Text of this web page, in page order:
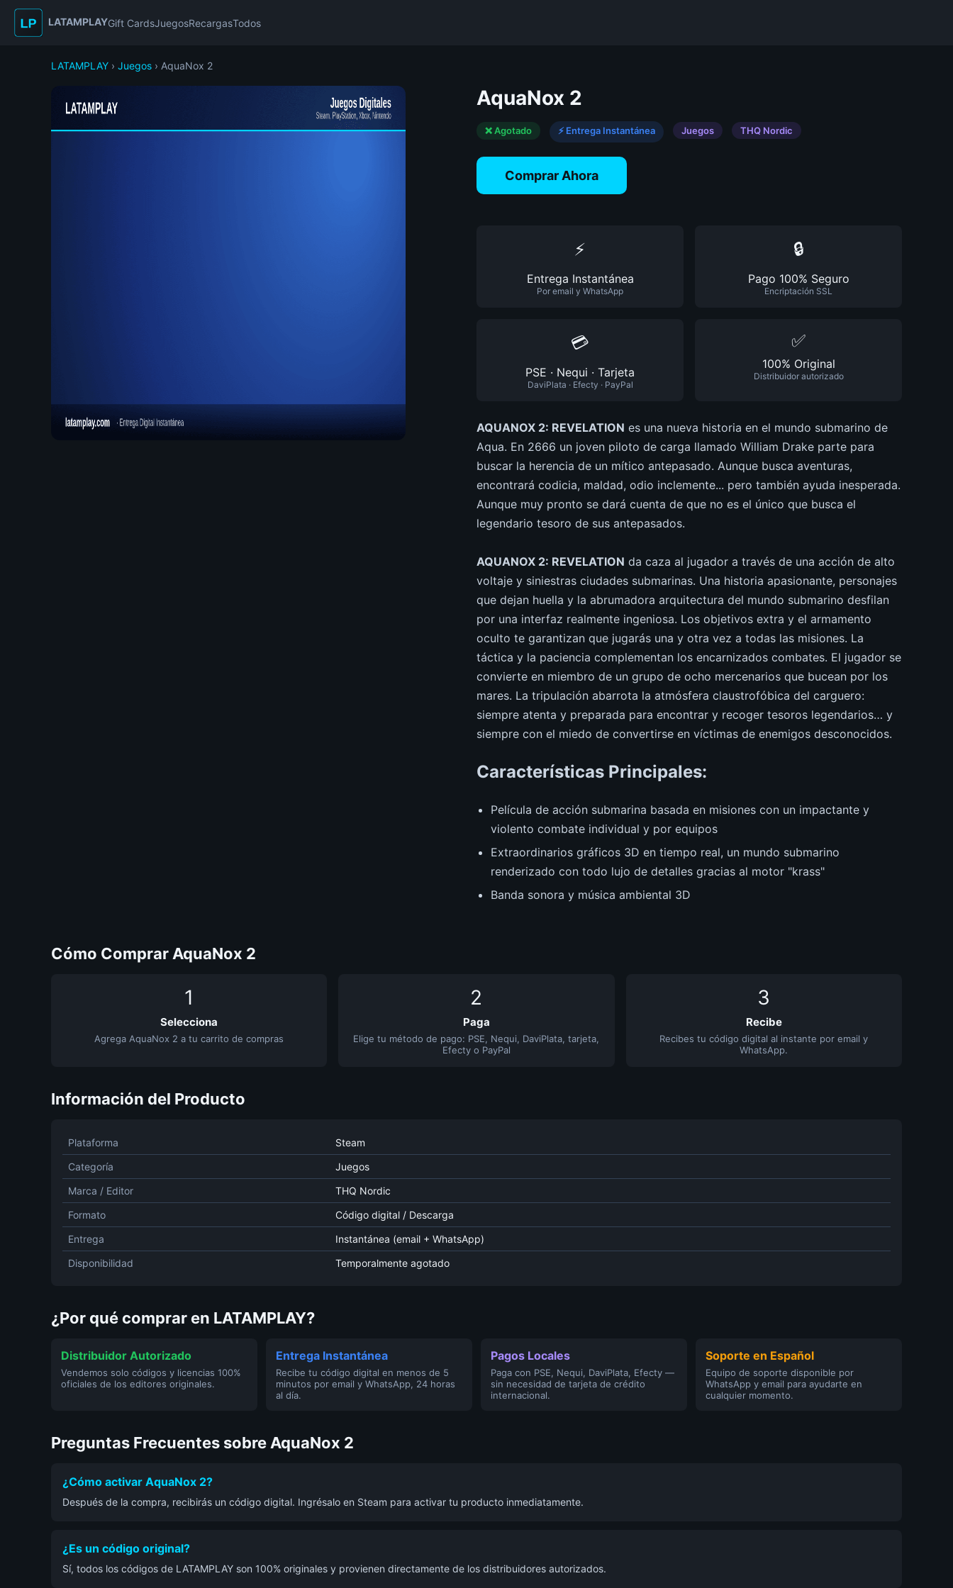
LATAMPLAYGift CardsJuegosRecargasTodos
LATAMPLAY › Juegos › AquaNox 2
AquaNox 2
❌ Agotado ⚡ Entrega Instantánea Juegos THQ Nordic
Comprar Ahora
⚡
Entrega Instantánea
Por email y WhatsApp
🔒
Pago 100% Seguro
Encriptación SSL
💳
PSE · Nequi · Tarjeta
DaviPlata · Efecty · PayPal
✅
100% Original
Distribuidor autorizado
AQUANOX 2: REVELATION es una nueva historia en el mundo submarino de
Aqua. En 2666 un joven piloto de carga llamado William Drake parte para
buscar la herencia de un mítico antepasado. Aunque busca aventuras,
encontrará codicia, maldad, odio inclemente... pero también ayuda inesperada.
Aunque muy pronto se dará cuenta de que no es el único que busca el
legendario tesoro de sus antepasados.
AQUANOX 2: REVELATION da caza al jugador a través de una acción de alto
voltaje y siniestras ciudades submarinas. Una historia apasionante, personajes
que dejan huella y la abrumadora arquitectura del mundo submarino desfilan
por una interfaz realmente ingeniosa. Los objetivos extra y el armamento
oculto te garantizan que jugarás una y otra vez a todas las misiones. La
táctica y la paciencia complementan los encarnizados combates. El jugador se
convierte en miembro de un grupo de ocho mercenarios que bucean por los
mares. La tripulación abarrota la atmósfera claustrofóbica del carguero:
siempre atenta y preparada para encontrar y recoger tesoros legendarios… y
siempre con el miedo de convertirse en víctimas de enemigos desconocidos.
Características Principales:
Película de acción submarina basada en misiones con un impactante y
violento combate individual y por equipos
Extraordinarios gráficos 3D en tiempo real, un mundo submarino
renderizado con todo lujo de detalles gracias al motor "krass"
Banda sonora y música ambiental 3D
Cómo Comprar AquaNox 2
1
Selecciona
Agrega AquaNox 2 a tu carrito de compras
2
Paga
Elige tu método de pago: PSE, Nequi, DaviPlata, tarjeta,
Efecty o PayPal
3
Recibe
Recibes tu código digital al instante por email y
WhatsApp.
Información del Producto
Plataforma
Steam
Categoría
Juegos
Marca / Editor
THQ Nordic
Formato
Código digital / Descarga
Entrega
Instantánea (email + WhatsApp)
Disponibilidad
Temporalmente agotado
¿Por qué comprar en LATAMPLAY?
Distribuidor Autorizado
Vendemos solo códigos y licencias 100%
oficiales de los editores originales.
Entrega Instantánea
Recibe tu código digital en menos de 5
minutos por email y WhatsApp, 24 horas
al día.
Pagos Locales
Paga con PSE, Nequi, DaviPlata, Efecty —
sin necesidad de tarjeta de crédito
internacional.
Soporte en Español
Equipo de soporte disponible por
WhatsApp y email para ayudarte en
cualquier momento.
Preguntas Frecuentes sobre AquaNox 2
¿Cómo activar AquaNox 2?
Después de la compra, recibirás un código digital. Ingrésalo en Steam para activar tu producto inmediatamente.
¿Es un código original?
Sí, todos los códigos de LATAMPLAY son 100% originales y provienen directamente de los distribuidores autorizados.